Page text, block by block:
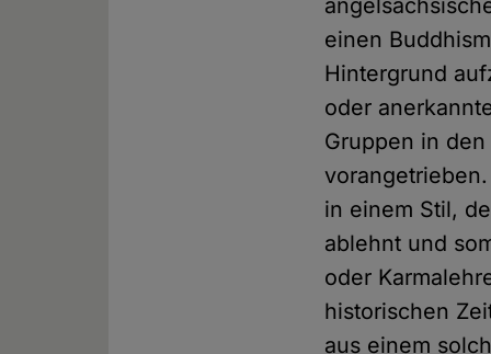
einen
Hintergrund
oder
Gruppen in
in einem Stil,
ablehnt und
oder
historischen
aus einem